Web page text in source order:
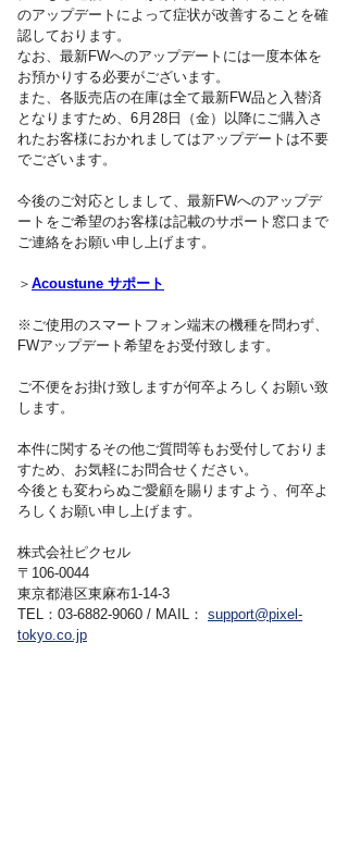
のアップデートによって症状が改善することを確
認しております。
なお、最新FWへのアップデートには一度本体を
お預かりする必要がございます。
また、各販売店の在庫は全て最新FW品と入替済
となりますため、6月28日（金）以降にご購入さ
れたお客様におかれましてはアップデートは不要
でございます。
今後のご対応としまして、最新FWへのアップデ
ートをご希望のお客様は記載のサポート窓口まで
ご連絡をお願い申し上げます。
＞ Acoustune サポート
※ご使用のスマートフォン端末の機種を問わず、
FWアップデート希望をお受付致します。
ご不便をお掛け致しますが何卒よろしくお願い致
します。
本件に関するその他ご質問等もお受付しておりま
すため、お気軽にお問合せください。
今後とも変わらぬご愛顧を賜りますよう、何卒よ
ろしくお願い申し上げます。
株式会社ピクセル
〒106-0044
東京都港区東麻布1-14-3
TEL：03-6882-9060 / MAIL： support@pixel-
tokyo.co.jp